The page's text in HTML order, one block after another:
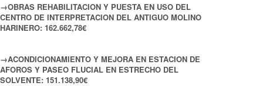
→OBRAS REHABILITACION Y PUESTA EN USO DEL
CENTRO DE INTERPRETACION DEL ANTIGUO MOLINO
HARINERO: 162.662,78€
→ACONDICIONAMIENTO Y MEJORA EN ESTACION DE
AFOROS Y PASEO FLUCIAL EN ESTRECHO DEL
SOLVENTE: 151.138,90€